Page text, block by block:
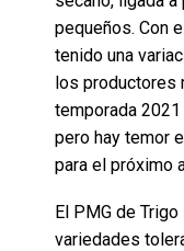
pequeños. Con
tenido una
los productores
temporada
pero hay temor
para el próximo
El PMG de
variedades